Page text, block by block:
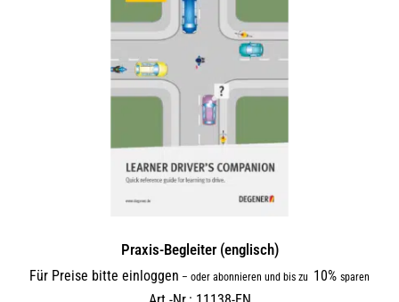
Praxis-Begleiter (englisch)
Für Preise bitte einloggen – oder abonnieren und bis zu 10% sparen